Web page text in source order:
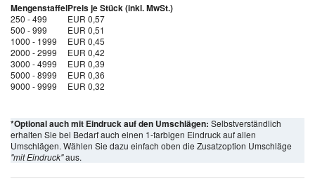
MengenstaffelPreis je Stück (inkl. MwSt.)
250 - 499
EUR 0,57
500 - 999
EUR 0,51
1000 - 1999
EUR 0,45
2000 - 2999
EUR 0,42
3000 - 4999
EUR 0,39
5000 - 8999
EUR 0,36
9000 - 9999
EUR 0,32
*Optional auch mit Eindruck auf den Umschlägen: Selbstverständlich
erhalten Sie bei Bedarf auch einen 1-farbigen Eindruck auf allen
Umschlägen. Wählen Sie dazu einfach oben die Zusatzoption Umschläge
"mit Eindruck"aus.